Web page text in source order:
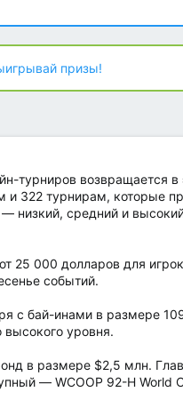
призы!
турниров возвращается
и 322 турнирам, которые
низкий, средний и
25 000 долларов для
событий.
с бай-инами в размере
уровня.
в размере $2,5 млн.
— WCOOP 92-H